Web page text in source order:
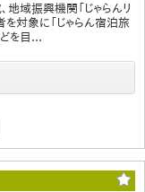
地域振興機関「じゃらんリ
対象に「じゃらん宿泊旅
を目...